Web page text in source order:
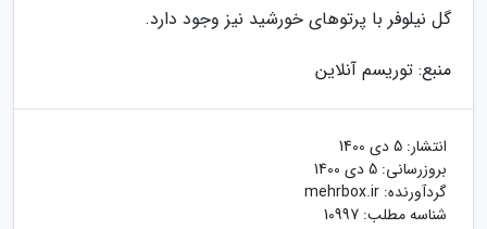
گل نیلوفر با پرتوهای خورشید نیز وجود دارد.
منبع: توریسم آنلاین
انتشار: 5 دی 1400
بروزرسانی: 5 دی 1400
گردآورنده: mehrbox.ir
شناسه مطلب: 10997